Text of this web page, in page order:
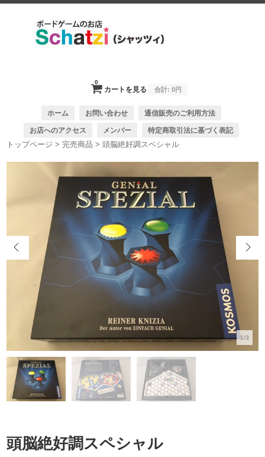
カートを見る
0
合計: 0円
ホーム お問い合わせ 通信販売のご利用方法
お店へのアクセス メンバー 特定商取引法に基づく表記
トップページ > 完売商品 >頭脳絶好調スペシャル
1/3
頭脳絶好調スペシャル